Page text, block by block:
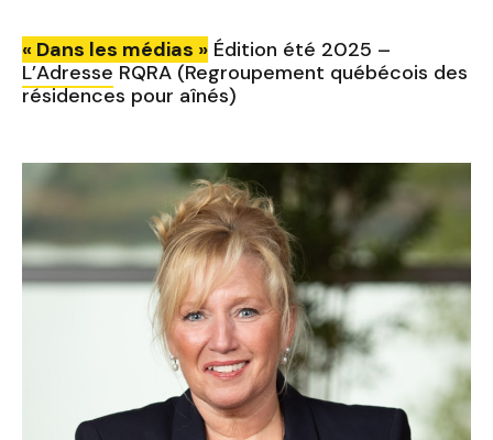
« Dans les médias » Édition été 2025 –
L’Adresse RQRA (Regroupement québécois des
résidences pour aînés)